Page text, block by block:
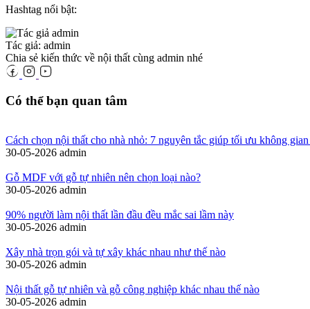
Hashtag nổi bật:
Tác giả: admin
Chia sẻ kiến thức về nội thất cùng admin nhé
Có thể bạn quan tâm
Cách chọn nội thất cho nhà nhỏ: 7 nguyên tắc giúp tối ưu không
30-05-2026 admin
Gỗ MDF với gỗ tự nhiên nên chọn loại nào?
30-05-2026 admin
90% người làm nội thất lần đầu đều mắc sai lầm này
30-05-2026 admin
Xây nhà trọn gói và tự xây khác nhau như thế nào
30-05-2026 admin
Nội thất gỗ tự nhiên và gỗ công nghiệp khác nhau thế nào
30-05-2026 admin